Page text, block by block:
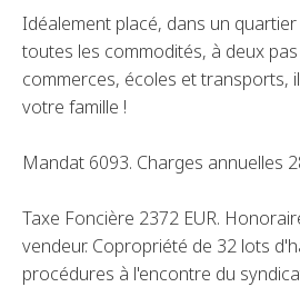
Idéalement placé, dans un
toutes les commodités, à deux
commerces, écoles et transports,
votre famille !
Mandat 6093. Charges annuelles
Taxe Foncière 2372 EUR.
vendeur. Copropriété de 32 lots
procédures à l'encontre du